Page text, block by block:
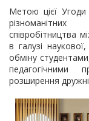
Метою цієї Угоди
співробітництва
в галузі
обміну
педагогічними
розширення